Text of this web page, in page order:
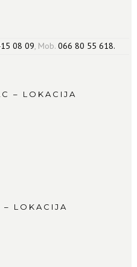
08 09 , Mob.066 80 55 618.
– LOKACIJA
– LOKACIJA